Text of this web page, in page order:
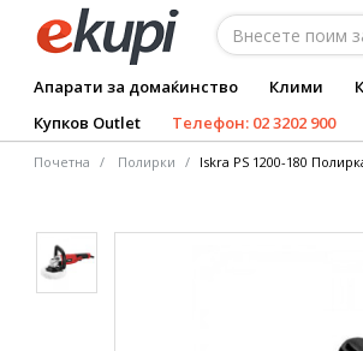
Апарати за домаќинство Клими
Купков Outlet
Телефон: 02 3202 900
Почетна Полирки Iskra PS 1200-180